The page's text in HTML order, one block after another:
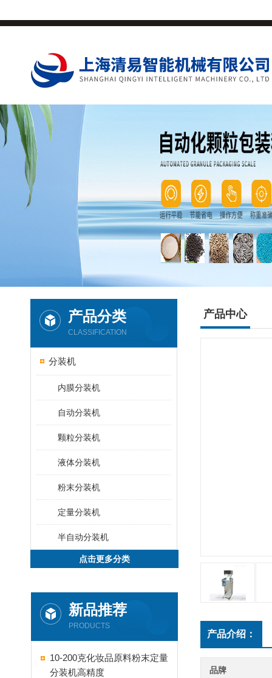
产品分类
CLASSIFICATION
分装机
内膜分装机
自动分装机
颗粒分装机
液体分装机
粉末分装机
定量分装机
半自动分装机
点击更多分类
新品推荐
PRODUCTS
10-200克化妆品原料粉末定量
分装机高精度
产品中心
产品介绍：
品牌